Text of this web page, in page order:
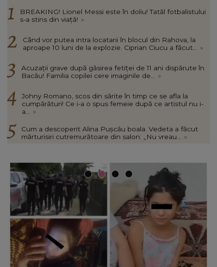
BREAKING! Lionel Messi este în doliu! Tatăl fotbalistului
s-a stins din viață! »
Când vor putea intra locatarii în blocul din Rahova, la
aproape 10 luni de la explozie. Ciprian Ciucu a făcut...
»
Acuzații grave după găsirea fetiței de 11 ani dispărute în
Bacău! Familia copilei cere imaginile de...
»
Johny Romano, scos din sărite în timp ce se afla la
cumpărături! Ce i-a o spus femeie după ce artistul nu i-
a...
»
Cum a descoperit Alina Pușcău boala. Vedeta a făcut
mărturisiri cutremurătoare din salon: „Nu vreau...
»